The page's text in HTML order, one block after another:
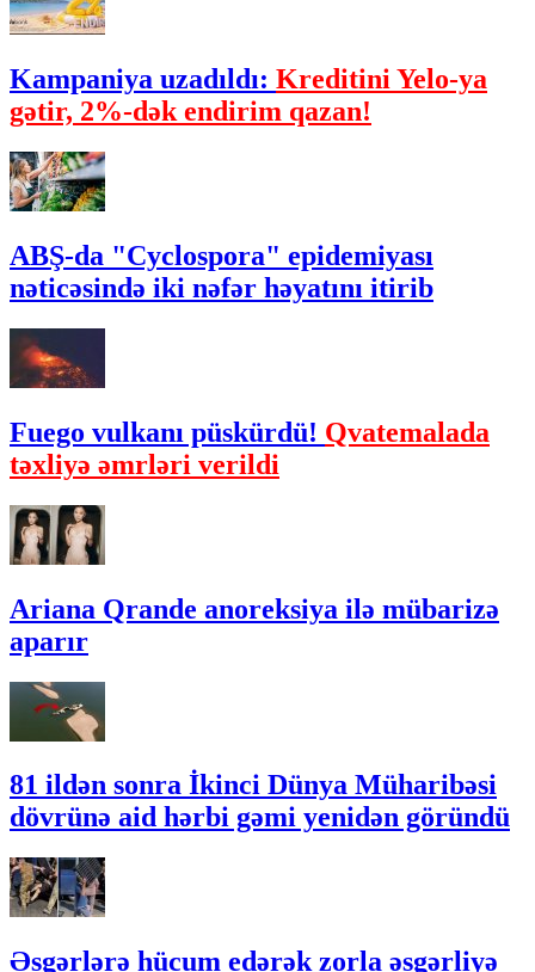
Kampaniya uzadıldı: Kreditini Yelo-ya
gətir, 2%-dək endirim qazan!
ABŞ-da "Cyclospora" epidemiyası
nəticəsində iki nəfər həyatını itirib
Fuego vulkanı püskürdü! Qvatemalada
təxliyə əmrləri verildi
Ariana Qrande anoreksiya ilə mübarizə
aparır
81 ildən sonra İkinci Dünya Müharibəsi
dövrünə aid hərbi gəmi yenidən göründü
Əsgərlərə hücum edərək zorla əsgərliyə